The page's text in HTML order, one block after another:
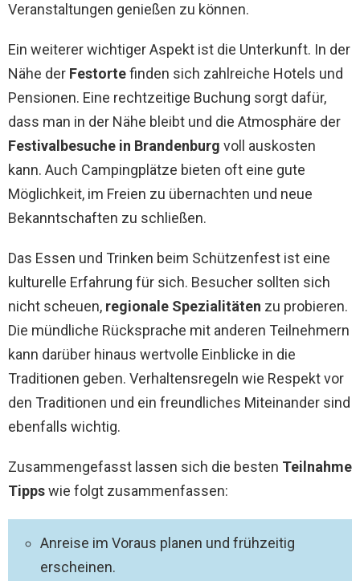
Veranstaltungen genießen zu können.
Ein weiterer wichtiger Aspekt ist die Unterkunft. In der
Nähe der Festortefinden sich zahlreiche Hotels und
Pensionen. Eine rechtzeitige Buchung sorgt dafür,
dass man in der Nähe bleibt und die Atmosphäre der
Festivalbesuche in Brandenburg voll auskosten
kann. Auch Campingplätze bieten oft eine gute
Möglichkeit, im Freien zu übernachten und neue
Bekanntschaften zu schließen.
Das Essen und Trinken beim Schützenfest ist eine
kulturelle Erfahrung für sich. Besucher sollten sich
nicht scheuen, regionale Spezialitäten zu probieren.
Die mündliche Rücksprache mit anderen Teilnehmern
kann darüber hinaus wertvolle Einblicke in die
Traditionen geben. Verhaltensregeln wie Respekt vor
den Traditionen und ein freundliches Miteinander sind
ebenfalls wichtig.
Zusammengefasst lassen sich die besten Teilnahme
Tippswie folgt zusammenfassen:
Anreise im Voraus planen und frühzeitig
erscheinen.